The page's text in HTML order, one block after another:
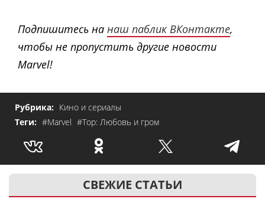
Подпишитесь на наш паблик ВКонтакте,
чтобы не пропустить другие новости
Marvel!
Рубрика: Кино и сериалы
Теги: #Marvel #Тор: Любовь и гром
СВЕЖИЕ СТАТЬИ